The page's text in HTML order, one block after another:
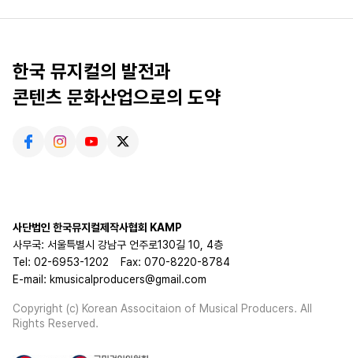
한국 뮤지컬의 발전과
콘텐츠 문화산업으로의 도약
사단법인 한국뮤지컬제작사협회 KAMP
사무국: 서울특별시 강남구 언주로130길 10, 4층
Tel: 02-6953-1202
Fax: 070-8220-8784
E-mail: kmusicalproducers@gmail.com
Copyright (c) Korean Associtaion of Musical Producers. All
Rights Reserved.